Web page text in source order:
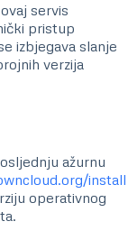
servis
pristup
izbjegava slanje
verzija
ažurnu
install
operativnog